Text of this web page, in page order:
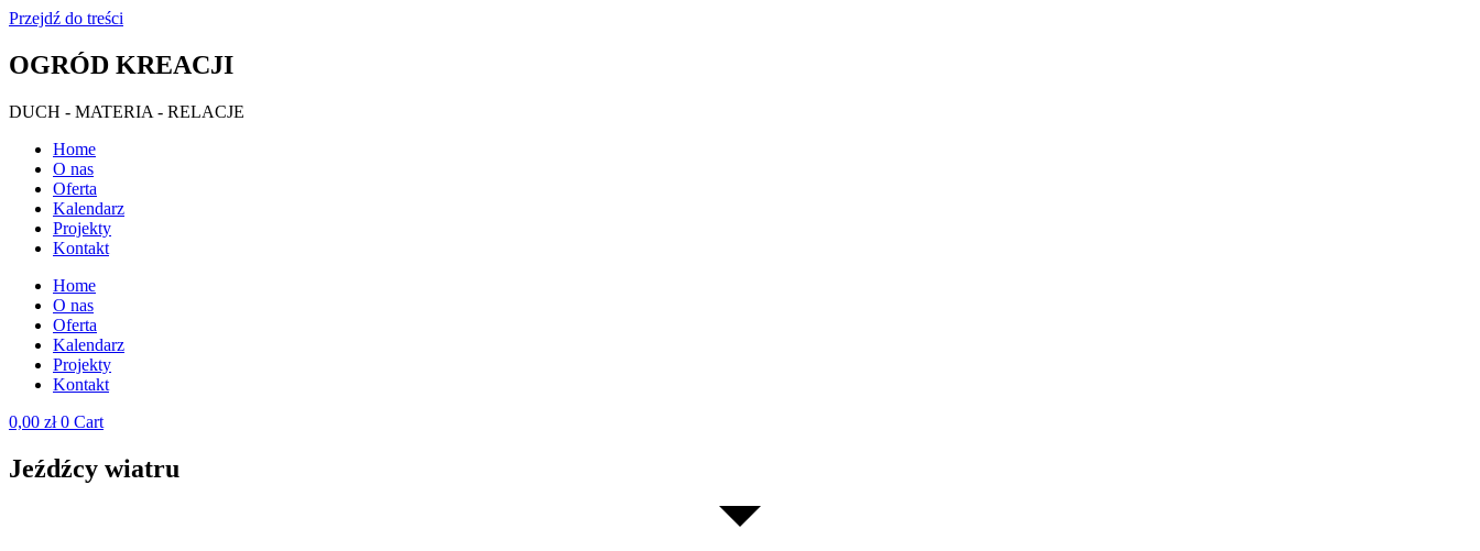
Przejdź do treści
OGRÓD KREACJI
DUCH - MATERIA - RELACJE
Home
O nas
Oferta
Kalendarz
Projekty
Kontakt
Home
O nas
Oferta
Kalendarz
Projekty
Kontakt
0,00 zł 0 Cart
Jeźdźcy wiatru